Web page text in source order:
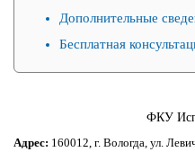
Дополнительные
Бесплатная
ФКУ
Адрес: 160012, г. Вологда, ул.